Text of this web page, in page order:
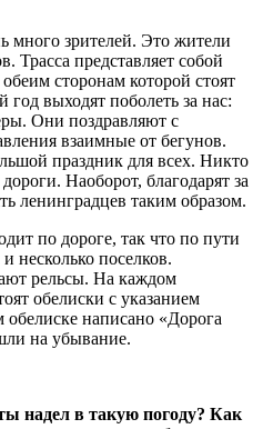
много зрителей. Это жители
Трасса представляет собой
сторонам которой стоят
выходят поболеть за нас:
Они поздравляют с
взаимные от бегунов.
праздник для всех. Никто
Наоборот, благодарят за
ленинградцев таким образом.
по дороге, так что по пути
несколько поселков.
рельсы. На каждом
обелиски с указанием
написано «Дорога
на убывание.
надел в такую погоду? Как